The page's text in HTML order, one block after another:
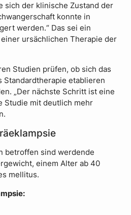
sich der klinische Zustand der
konnte in
werden.“ Das sei ein
ursächlichen Therapie der
Studien prüfen, ob sich das
Standardtherapie etablieren
„Der nächste Schritt ist eine
Studie mit deutlich mehr
betroffen sind werdende
einem Alter ab 40
mellitus.